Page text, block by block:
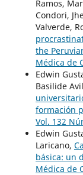
Ramos,
Condori,
Valverde,
the
Médica de
Edwin
Basilide
formación
Vol. 132
Edwin
Laricano,
básica: un
Médica de